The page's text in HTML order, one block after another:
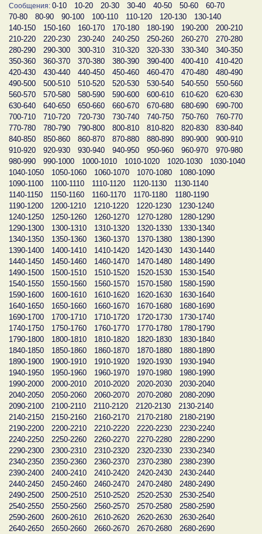
Сообщения: 0-10 10-20 20-30 30-40 40-50 50-60
60-70
70-80
80-90 90-100 100-110 110-120 120-130
130-140
140-150
150-160 160-170 170-180 180-190 190-200
200-210
210-220
220-230 230-240 240-250 250-260 260-270
270-280
280-290
290-300 300-310 310-320 320-330 330-340
340-350
350-360
360-370 370-380 380-390 390-400 400-410
410-420
420-430
430-440 440-450 450-460 460-470 470-480
480-490
490-500
500-510 510-520 520-530 530-540 540-550
550-560
560-570
570-580 580-590 590-600 600-610 610-620
620-630
630-640
640-650 650-660 660-670 670-680 680-690
690-700
700-710
710-720 720-730 730-740 740-750 750-760
760-770
770-780
780-790 790-800 800-810 810-820 820-830
830-840
840-850
850-860 860-870 870-880 880-890 890-900
900-910
910-920
920-930 930-940 940-950 950-960 960-970
970-980
980-990
990-1000 1000-1010 1010-1020 1020-1030
1030-1040
1040-1050
1050-1060 1060-1070 1070-1080
1080-1090
1090-1100
1100-1110 1110-1120 1120-1130
1130-1140
1140-1150
1150-1160 1160-1170 1170-1180
1180-1190
1190-1200
1200-1210 1210-1220 1220-1230
1230-1240
1240-1250
1250-1260 1260-1270 1270-1280
1280-1290
1290-1300
1300-1310 1310-1320 1320-1330
1330-1340
1340-1350
1350-1360 1360-1370 1370-1380
1380-1390
1390-1400
1400-1410 1410-1420 1420-1430
1430-1440
1440-1450
1450-1460 1460-1470 1470-1480
1480-1490
1490-1500
1500-1510 1510-1520 1520-1530
1530-1540
1540-1550
1550-1560 1560-1570 1570-1580
1580-1590
1590-1600
1600-1610 1610-1620 1620-1630
1630-1640
1640-1650
1650-1660 1660-1670 1670-1680
1680-1690
1690-1700
1700-1710 1710-1720 1720-1730
1730-1740
1740-1750
1750-1760 1760-1770 1770-1780
1780-1790
1790-1800
1800-1810 1810-1820 1820-1830
1830-1840
1840-1850
1850-1860 1860-1870 1870-1880
1880-1890
1890-1900
1900-1910 1910-1920 1920-1930
1930-1940
1940-1950
1950-1960 1960-1970 1970-1980
1980-1990
1990-2000
2000-2010 2010-2020 2020-2030
2030-2040
2040-2050
2050-2060 2060-2070 2070-2080
2080-2090
2090-2100
2100-2110 2110-2120 2120-2130
2130-2140
2140-2150
2150-2160 2160-2170 2170-2180
2180-2190
2190-2200
2200-2210 2210-2220 2220-2230
2230-2240
2240-2250
2250-2260 2260-2270 2270-2280
2280-2290
2290-2300
2300-2310 2310-2320 2320-2330
2330-2340
2340-2350
2350-2360 2360-2370 2370-2380
2380-2390
2390-2400
2400-2410 2410-2420 2420-2430
2430-2440
2440-2450
2450-2460 2460-2470 2470-2480
2480-2490
2490-2500
2500-2510 2510-2520 2520-2530
2530-2540
2540-2550
2550-2560 2560-2570 2570-2580
2580-2590
2590-2600
2600-2610 2610-2620 2620-2630
2630-2640
2640-2650
2650-2660 2660-2670 2670-2680
2680-2690